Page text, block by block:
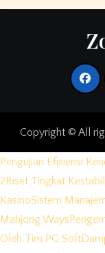
Copyright © All
Pengujian Efisiensi
2 Riset Tingkat
KasinoSistem
Mahjong Ways
Oleh Tim PG Soft